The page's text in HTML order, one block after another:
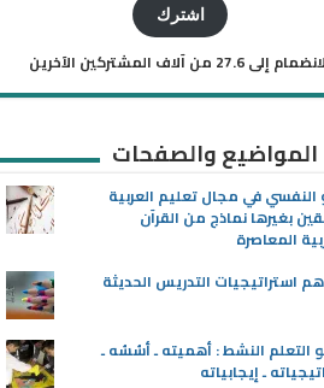
اشترك
إلى 27.6 من آلاف المشتركين الآخرين
المواضيع والصفحات
النفسي في مجال تعليم العربية
بغيرها نماذج من القرآن
المعاصرة
استراتيجيات التدريس الحديثة
التعلم النشط : أهميته ـ أسُسُه ـ
ـ إيجابياته